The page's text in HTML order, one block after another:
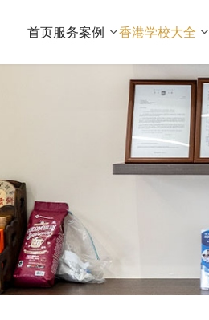
首页服务案例 香港学校大全